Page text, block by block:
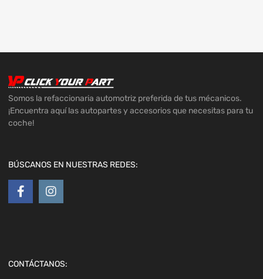
Somos la refaccionaria automotriz preferida de tus mécanicos.
¡Encuentra aquí las autopartes y accesorios que necesitas para tu
coche!
BÚSCANOS EN NUESTRAS REDES:
CONTÁCTANOS: